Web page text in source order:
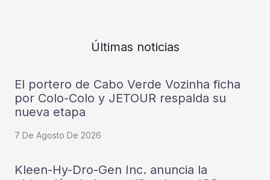
Últimas noticias
El portero de Cabo Verde Vozinha ficha
por Colo-Colo y JETOUR respalda su
nueva etapa
7 De Agosto De 2026
Kleen-Hy-Dro-Gen Inc. anuncia la